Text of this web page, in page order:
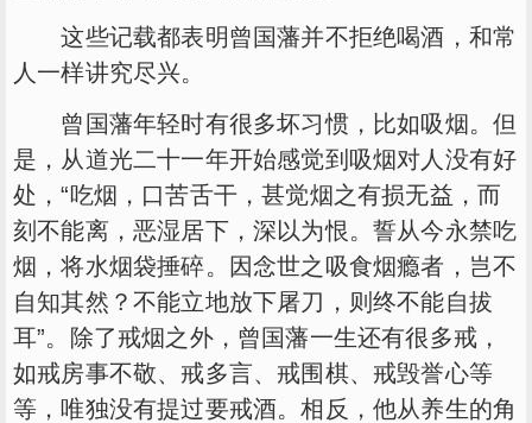
这些记载都表明曾国藩并不拒绝喝酒，和常
人一样讲究尽兴。
曾国藩年轻时有很多坏习惯，比如吸烟。但
是，从道光二十一年开始感觉到吸烟对人没有好
处，“吃烟，口苦舌干，甚觉烟之有损无益，而
刻不能离，恶湿居下，深以为恨。誓从今永禁吃
烟，将水烟袋捶碎。因念世之吸食烟瘾者，岂不
自知其然？不能立地放下屠刀，则终不能自拔
耳”。除了戒烟之外，曾国藩一生还有很多戒，
如戒房事不敬、戒多言、戒围棋、戒毁誉心等
等，唯独没有提过要戒酒。相反，他从养生的角